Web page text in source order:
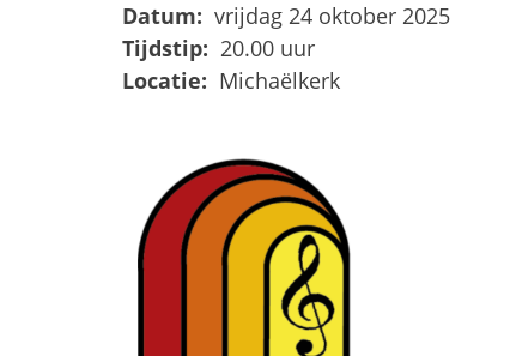
Datum: vrijdag 24 oktober 2025
Tijdstip: 20.00 uur
Locatie: Michaëlkerk